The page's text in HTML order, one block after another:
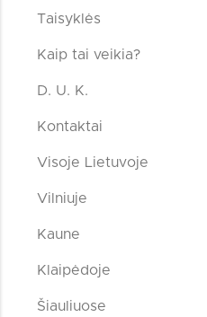
Taisyklės
Kaip tai veikia?
D. U. K.
Kontaktai
Visoje Lietuvoje
Vilniuje
Kaune
Klaipėdoje
Šiauliuose